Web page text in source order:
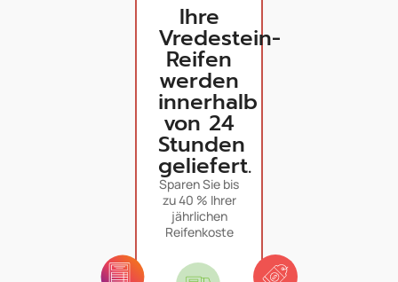
Ihre
Vredestein-
Reifen
werden
innerhalb
von 24
Stunden
geliefert.
Sparen Sie bis
zu 40 % Ihrer
jährlichen
Reifenkoste